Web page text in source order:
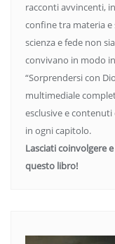
racconti avvincenti,
confine tra materia e
scienza e fede non
convivano in modo
“Sorprendersi con
multimediale
esclusive e
in ogni capitolo.
Lasciati coinvolgere
questo libro!